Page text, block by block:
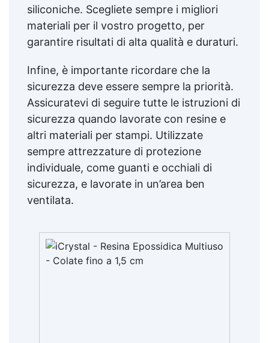
siliconiche. Scegliete sempre i migliori
materiali per il vostro progetto, per
garantire risultati di alta qualità e duraturi.
Infine, è importante ricordare che la
sicurezza deve essere sempre la priorità.
Assicuratevi di seguire tutte le istruzioni di
sicurezza quando lavorate con resine e
altri materiali per stampi. Utilizzate
sempre attrezzature di protezione
individuale, come guanti e occhiali di
sicurezza, e lavorate in un’area ben
ventilata.